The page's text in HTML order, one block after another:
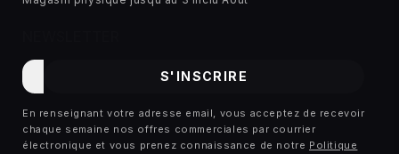
E-
mail
S'INSCRIRE
En renseignant votre adresse email, vous acceptez de recevoir
chaque semaine nos offres commerciales par courrier
électronique et vous prenez connaissance de notre Politique